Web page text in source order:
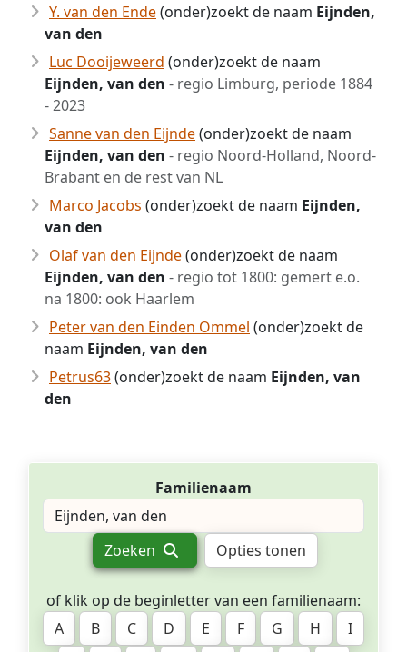
Y. van den Ende(onder)zoekt de naam Eijnden,
van den
Luc Dooijeweerd (onder)zoekt de naam
Eijnden, van den - regio Limburg, periode 1884
- 2023
Sanne van den Eijnde(onder)zoekt de naam
Eijnden, van den - regio Noord-Holland, Noord-
Brabant en de rest van NL
Marco Jacobs (onder)zoekt de naam Eijnden,
van den
Olaf van den Eijnde(onder)zoekt de naam
Eijnden, van den - regio tot 1800: gemert e.o.
na 1800: ook Haarlem
Peter van den Einden Ommel (onder)zoekt de
naam Eijnden, van den
Petrus63(onder)zoekt de naam Eijnden, van
den
Familienaam
Zoeken Opties tonen
of klik op de beginletter van een familienaam:
A
B C D E F G H
I